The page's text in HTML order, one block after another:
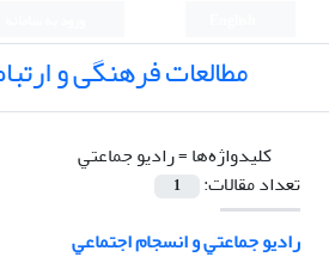
مطالعات فرهنگی و
کلیدواژه‌ها =رادﻳﻮ ﺟﻤﺎﻋﺘﻲ
تعداد مقالات:
1
رادﻳﻮ ﺟﻤﺎﻋﺘﻲ و اﻧﺴﺠﺎم اﺟﺘﻤﺎﻋﻲ